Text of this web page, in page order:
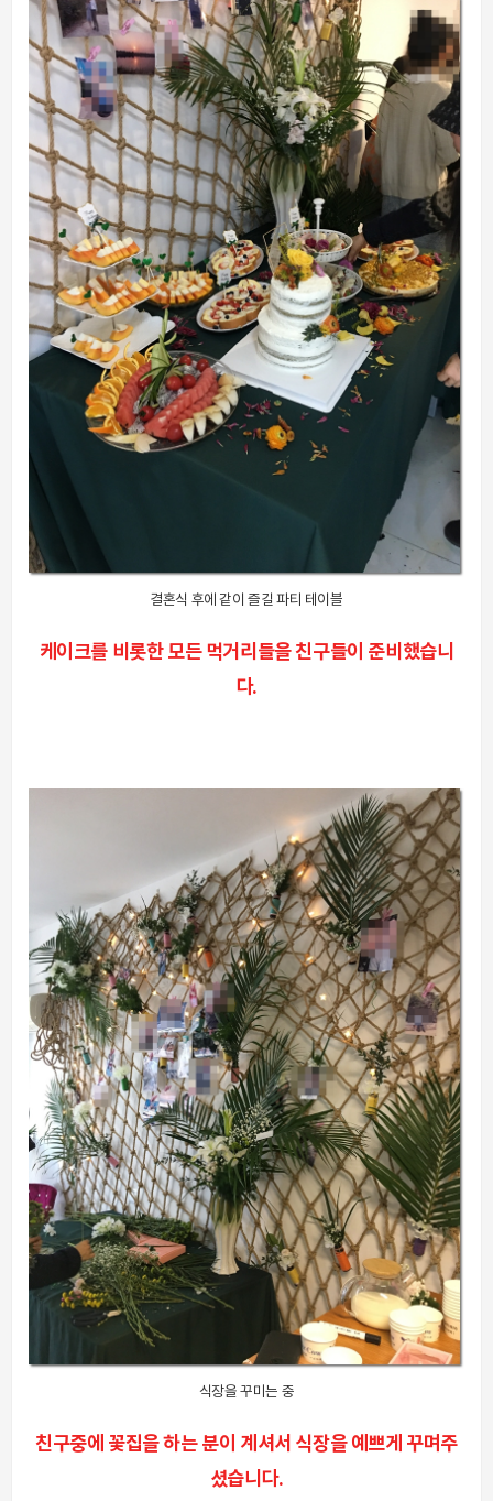
결혼식 후에 같이 즐길 파티 테이블
케이크를 비롯한 모든 먹거리들을 친구들이 준비했습니
다.
식장을 꾸미는 중
친구중에 꽃집을 하는 분이 계셔서 식장을 예쁘게 꾸며주
셨습니다.